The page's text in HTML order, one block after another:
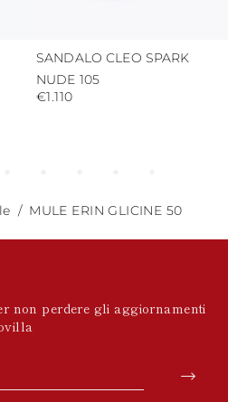
SANDALO CLEO SPARK
NUDE 105
€1.110
MULE ERIN GLICINE 50
non perdere gli aggiornamenti